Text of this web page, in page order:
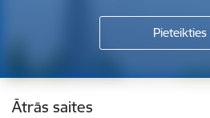
Kājene
Ātrās saites